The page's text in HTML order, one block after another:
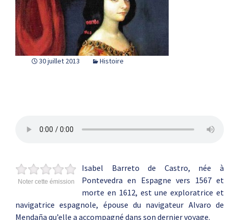
30 juillet 2013 Histoire
Noter cette émission
Isabel Barreto de Castro, née à
Pontevedra en Espagne vers 1567 et
morte en 1612, est une exploratrice et
navigatrice espagnole, épouse du navigateur Alvaro de
Mendaña qu’elle a accompagné dans son dernier voyage.